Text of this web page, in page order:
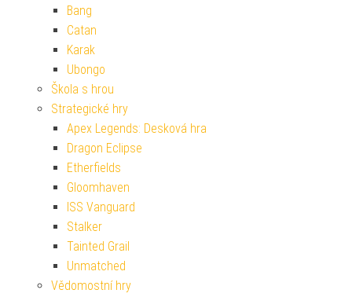
Bang
Catan
Karak
Ubongo
Škola s hrou
Strategické hry
Apex Legends: Desková hra
Dragon Eclipse
Etherfields
Gloomhaven
ISS Vanguard
Stalker
Tainted Grail
Unmatched
Vědomostní hry